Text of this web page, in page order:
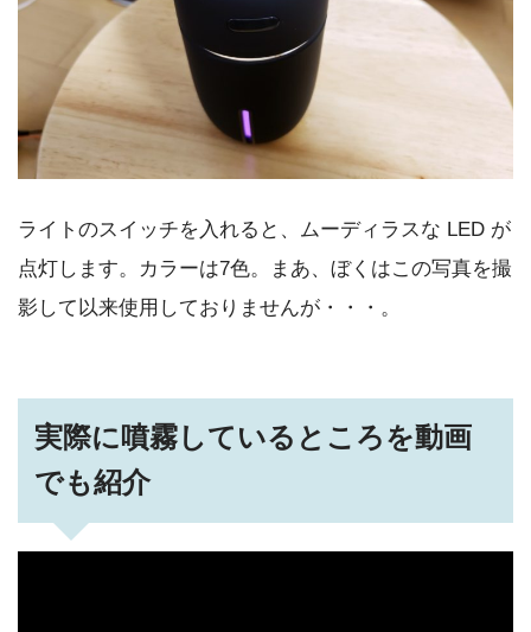
ライトのスイッチを入れると、ムーディラスな LED が
点灯します。カラーは7色。まあ、ぼくはこの写真を撮
影して以来使用しておりませんが・・・。
実際に噴霧しているところを動画
でも紹介